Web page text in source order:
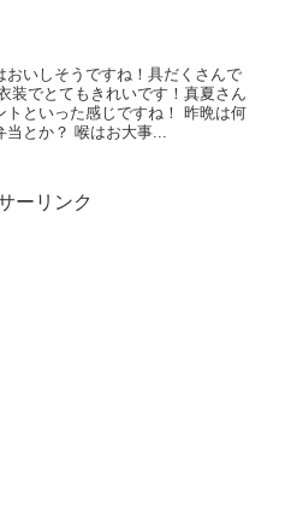
いしそうですね！具だくさんで
装でとてもきれいです！真夏さん
といった感じですね！ 昨晩は何
当とか？ 喉はお大事...
ーリンク